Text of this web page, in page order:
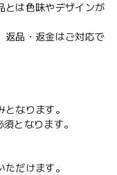
とは色味やデザインが
返品・返金はご対応で
なります。
となります。
だけます。